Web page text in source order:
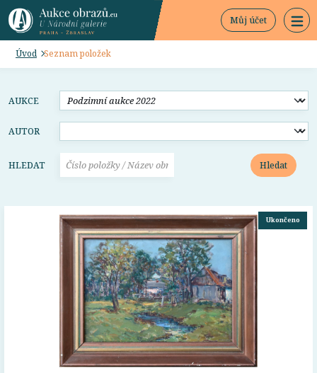
Můj účet
Úvod Seznam položek
AUKCE
AUTOR
HLEDAT Hledat
Ukončeno